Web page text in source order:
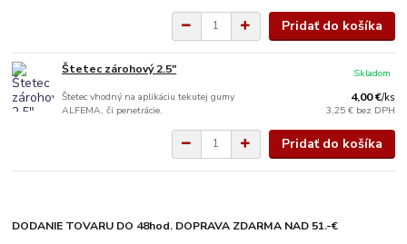
Pridať do košíka
Štetec zárohový 2.5"
Štetec vhodný na aplikáciu tekutej gumy
ALFEMA, či penetrácie.
4,00 €/ks
3,25 € bez DPH
Skladom
Pridať do košíka
DODANIE TOVARU DO 48hod. DOPRAVA ZDARMA NAD 51.-€